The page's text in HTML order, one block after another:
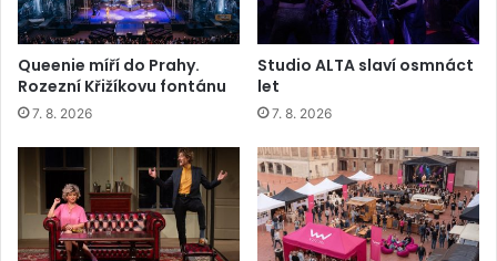
Queenie míří do Prahy.
Rozezní Křižíkovu fontánu
7. 8. 2026
Studio ALTA slaví osmnáct
let
7. 8. 2026